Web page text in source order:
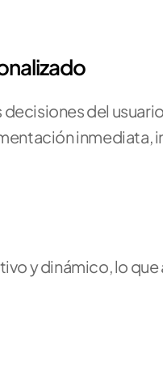
del
inmediata,
y dinámico, lo